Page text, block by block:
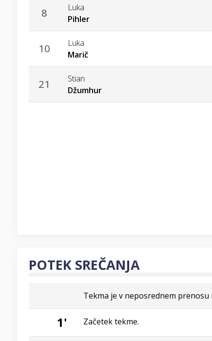
8
Luka
Pihler
10
Luka
Marič
21
Stian
Džumhur
POTEK SREČANJA
Tekma je v neposrednem
1' Začetek tekme.